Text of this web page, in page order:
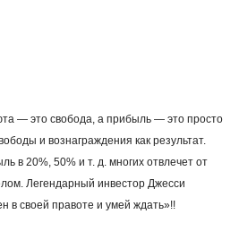
— это свобода, а прибыль — это просто
и вознаграждения как результат.
в 20%, 50% и т. д. многих отвлечет от
Легендарный инвестор Джесси
в своей правоте и умей ждать»!!